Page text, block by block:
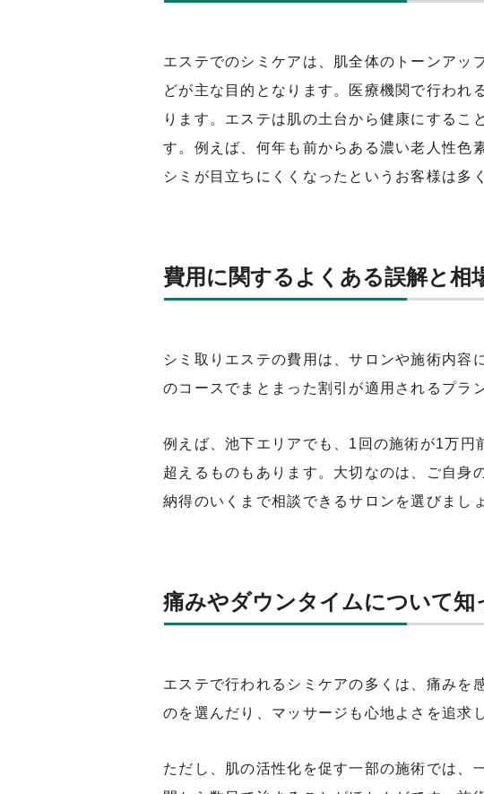
エステでのシミケアは、肌全体のトーンアッ
どが主な目的となります。医療機関で行われ
ります。エステは肌の土台から健康にするこ
す。例えば、何年も前からある濃い老人性色
シミが目立ちにくくなったというお客様は多
費用に関するよくある誤解と相
シミ取りエステの費用は、サロンや施術内容
のコースでまとまった割引が適用されるプラ
例えば、池下エリアでも、1回の施術が1万
超えるものもあります。大切なのは、ご自身
納得のいくまで相談できるサロンを選びまし
痛みやダウンタイムについて知
エステで行われるシミケアの多くは、痛みを
のを選んだり、マッサージも心地よさを追求
ただし、肌の活性化を促す一部の施術では、